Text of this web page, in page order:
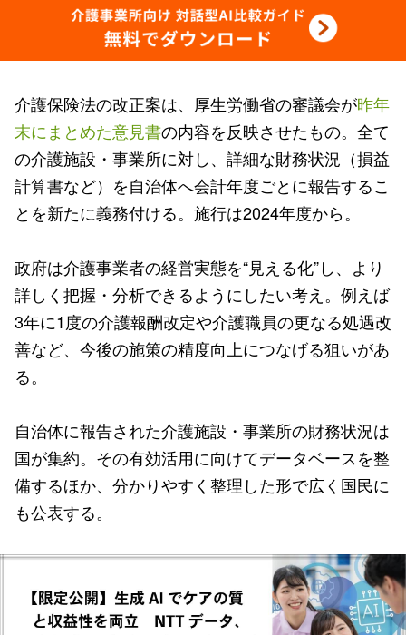
介護保険法の改正案は、厚生労働省の審議会が昨年
末にまとめた意見書の内容を反映させたもの。全て
の介護施設・事業所に対し、詳細な財務状況（損益
計算書など）を自治体へ会計年度ごとに報告するこ
とを新たに義務付ける。施行は2024年度から。
政府は介護事業者の経営実態を“見える化”し、より
詳しく把握・分析できるようにしたい考え。例えば
3年に1度の介護報酬改定や介護職員の更なる処遇改
善など、今後の施策の精度向上につなげる狙いがあ
る。
自治体に報告された介護施設・事業所の財務状況は
国が集約。その有効活用に向けてデータベースを整
備するほか、分かりやすく整理した形で広く国民に
も公表する。